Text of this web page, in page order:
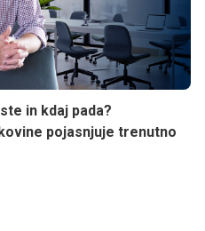
in kdaj pada?
pojasnjuje trenutno